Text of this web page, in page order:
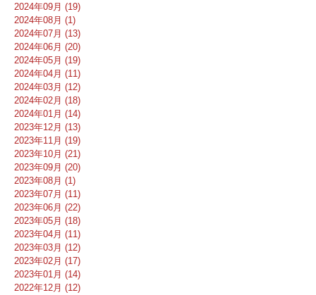
2024年09月 (19)
2024年08月 (1)
2024年07月 (13)
2024年06月 (20)
2024年05月 (19)
2024年04月 (11)
2024年03月 (12)
2024年02月 (18)
2024年01月 (14)
2023年12月 (13)
2023年11月 (19)
2023年10月 (21)
2023年09月 (20)
2023年08月 (1)
2023年07月 (11)
2023年06月 (22)
2023年05月 (18)
2023年04月 (11)
2023年03月 (12)
2023年02月 (17)
2023年01月 (14)
2022年12月 (12)